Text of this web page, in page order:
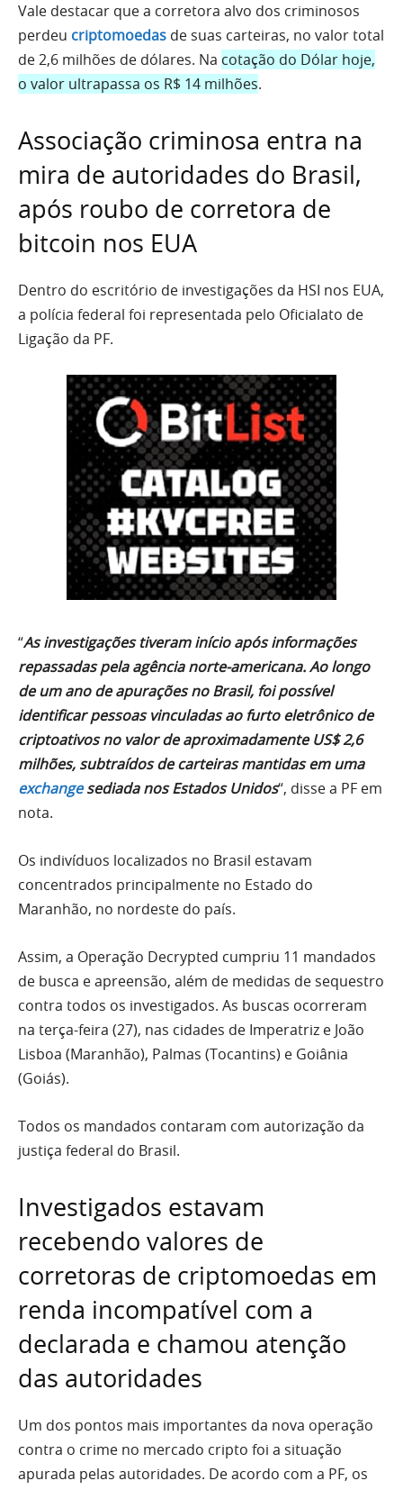
Vale destacar que a corretora alvo dos criminosos
perdeu criptomoedas de suas carteiras, no valor total
de 2,6 milhões de dólares. Na cotação do Dólar hoje,
o valor ultrapassa os R$ 14 milhões.
Associação criminosa entra na
mira de autoridades do Brasil,
após roubo de corretora de
bitcoin nos EUA
Dentro do escritório de investigações da HSI nos EUA,
a polícia federal foi representada pelo Oficialato de
Ligação da PF.
“As investigações tiveram início após informações
repassadas pela agência norte-americana. Ao longo
de um ano de apurações no Brasil, foi possível
identificar pessoas vinculadas ao furto eletrônico de
criptoativos no valor de aproximadamente US$ 2,6
milhões, subtraídos de carteiras mantidas em uma
exchangesediada nos Estados Unidos“, disse a PF em
nota.
Os indivíduos localizados no Brasil estavam
concentrados principalmente no Estado do
Maranhão, no nordeste do país.
Assim, a Operação Decrypted cumpriu 11 mandados
de busca e apreensão, além de medidas de sequestro
contra todos os investigados. As buscas ocorreram
na terça-feira (27), nas cidades de Imperatriz e João
Lisboa (Maranhão), Palmas (Tocantins) e Goiânia
(Goiás).
Todos os mandados contaram com autorização da
justiça federal do Brasil.
Investigados estavam
recebendo valores de
corretoras de criptomoedas em
renda incompatível com a
declarada e chamou atenção
das autoridades
Um dos pontos mais importantes da nova operação
contra o crime no mercado cripto foi a situação
apurada pelas autoridades. De acordo com a PF, os